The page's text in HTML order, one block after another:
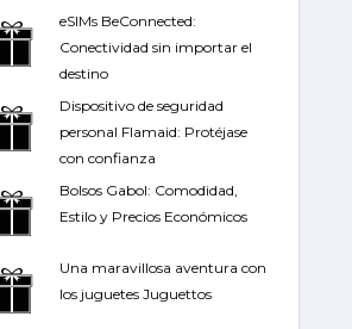
eSIMs BeConnected:
Conectividad sin importar el
destino
Dispositivo de seguridad
personal Flamaid: Protéjase
con confianza
Bolsos Gabol: Comodidad,
Estilo y Precios Económicos
Una maravillosa aventura con
los juguetes Juguettos